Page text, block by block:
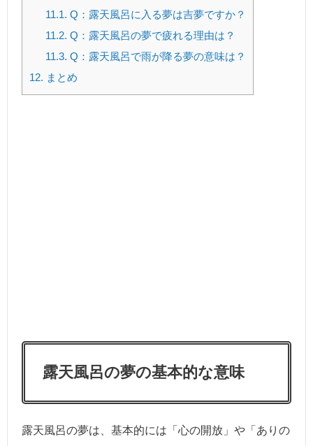
11.1. Q：露天風呂に入る夢は吉夢ですか？
11.2. Q：露天風呂の夢で疲れる理由は？
11.3. Q：露天風呂で雨が降る夢の意味は？
12. まとめ
露天風呂の夢の基本的な意味
露天風呂の夢は、基本的には「心の開放」や「ありの